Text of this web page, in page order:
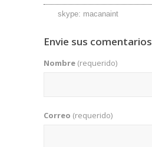
skype: macanaint
Envie sus comentarios
Nombre (requerido)
Correo (requerido)